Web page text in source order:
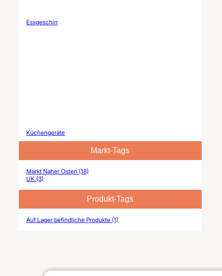
Essgeschirr
Küchengeräte
Markt-Tags
Markt Naher Osten (18)
UK (3)
Produkt-Tags
Auf Lager befindliche Produkte (1)